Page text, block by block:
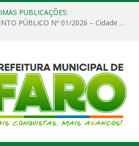
PUBLICAÇÕES:
EDITAL DE CHAMAMENTO PÚBLICO Nº 01/2026 – Cidade de Faro